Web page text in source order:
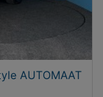
AUTOMAAT